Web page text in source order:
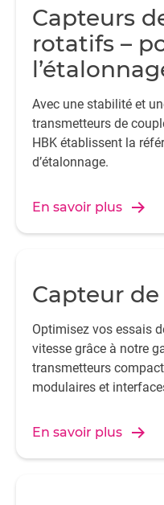
Capteurs
rotatifs –
Avec une stabilité et
transmetteurs de
HBK établissent la
d’étalonnage.
En savoir plus
Capteur
Optimisez vos essais
vitesse grâce à notre
transmetteurs
modulaires et
En savoir plus